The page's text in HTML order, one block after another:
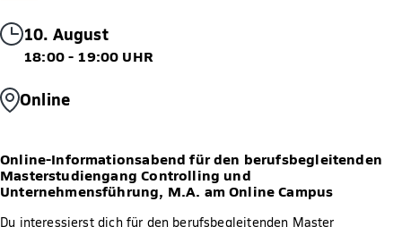
10. August
18:00 - 19:00 UHR
Online
Online-Informationsabend für den berufsbegleitenden
Masterstudiengang Controlling und
Unternehmensführung, M.A. am Online Campus
Du interessierst dich für den berufsbegleitenden Master